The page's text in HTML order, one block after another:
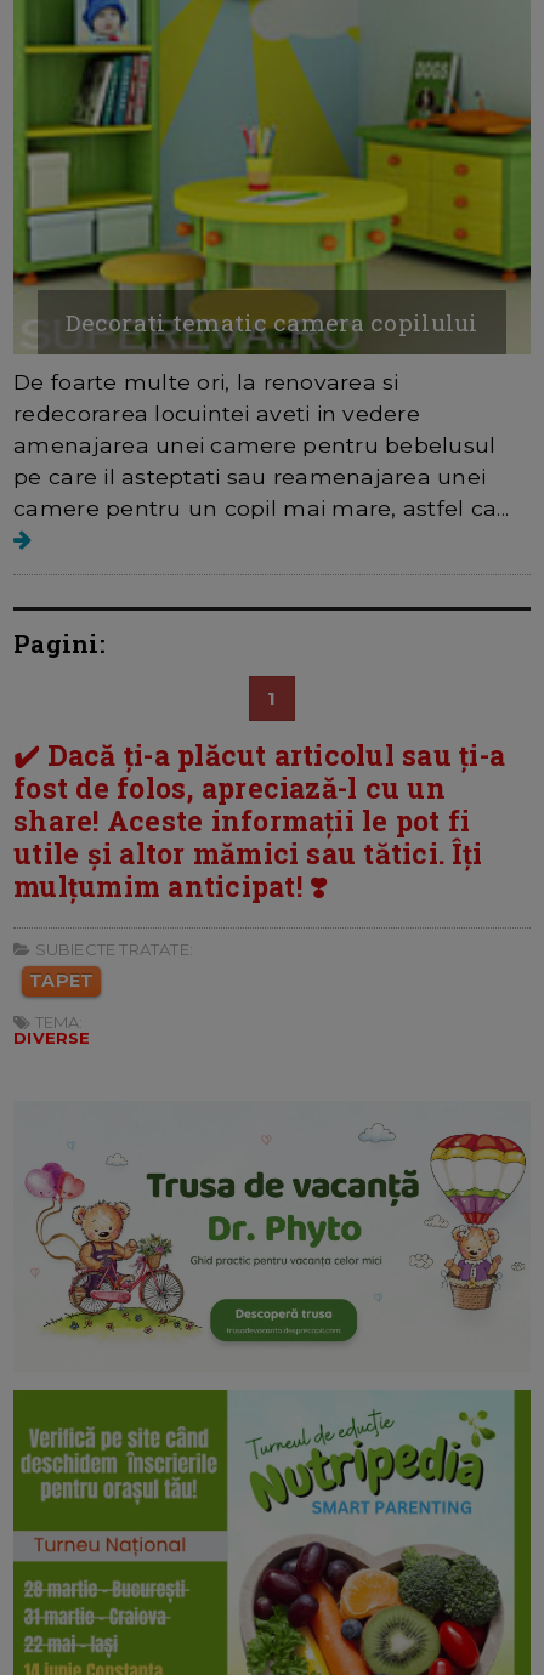
Decorati tematic camera copilului
De foarte multe ori, la renovarea si
redecorarea locuintei aveti in vedere
amenajarea unei camere pentru bebelusul
pe care il asteptati sau reamenajarea unei
camere pentru un copil mai mare, astfel ca...
Pagini:
1
✔️ Dacă ți-a plăcut articolul sau ți-a
fost de folos, apreciază-l cu un
share! Aceste informații le pot fi
utile și altor mămici sau tătici. Îți
mulțumim anticipat! ❣️
SUBIECTE TRATATE:
TAPET
TEMA:
DIVERSE